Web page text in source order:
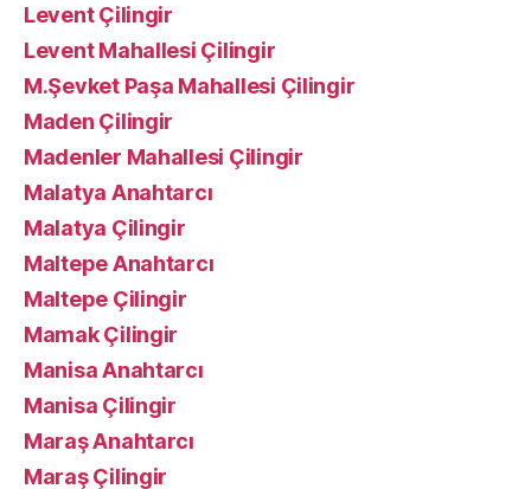
Levent Çilingir
Levent Mahallesi Çilingir
M.Şevket Paşa Mahallesi Çilingir
Maden Çilingir
Madenler Mahallesi Çilingir
Malatya Anahtarcı
Malatya Çilingir
Maltepe Anahtarcı
Maltepe Çilingir
Mamak Çilingir
Manisa Anahtarcı
Manisa Çilingir
Maraş Anahtarcı
Maraş Çilingir